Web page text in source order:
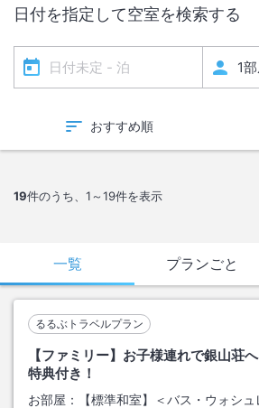
２０２７年３月２９日、３０日、３１日、４
＜休館日について ＞
休館日（2026年5月～2027年1月）
2026年5月7日（木）・5月8日（金）
2026年8月19日（水）・8月20日（木）
2026年11月16日（月）・11月17日（火）
2026年12月7日（月）・12月8日（火）
2027年1月7日（木）・1月8日（金）
日付を指定して空室を検索する
おすすめ順
19件のうち、 1～19件を表示
一覧 プランごと
るるぶトラベルプラン
【ファミリー】お子様連れで銀山荘
特典付き！
お部屋：
【標準和室】＜バス・ウォシ